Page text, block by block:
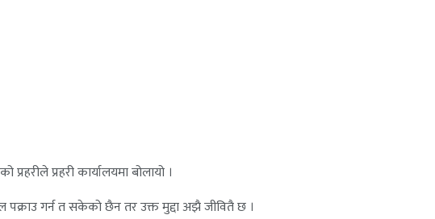
प्रहरी कार्यालयमा बोलायो ।
गर्न त सकेको छैन तर उक्त मुद्दा अझै जीवितै छ ।